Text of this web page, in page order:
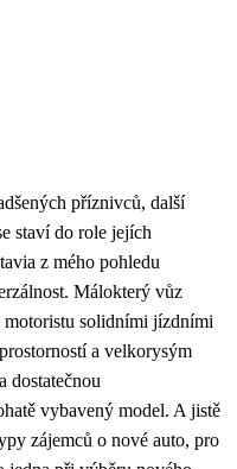
příznivců, další
staví do role jejích
z mého pohledu
Málokterý vůz
motoristu solidními jízdními
a velkorysým
dostatečnou
vybavený model. A jistě
zájemců o nové auto, pro